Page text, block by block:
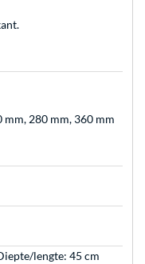
mm, 280 mm, 360 mm
lengte: 45 cm